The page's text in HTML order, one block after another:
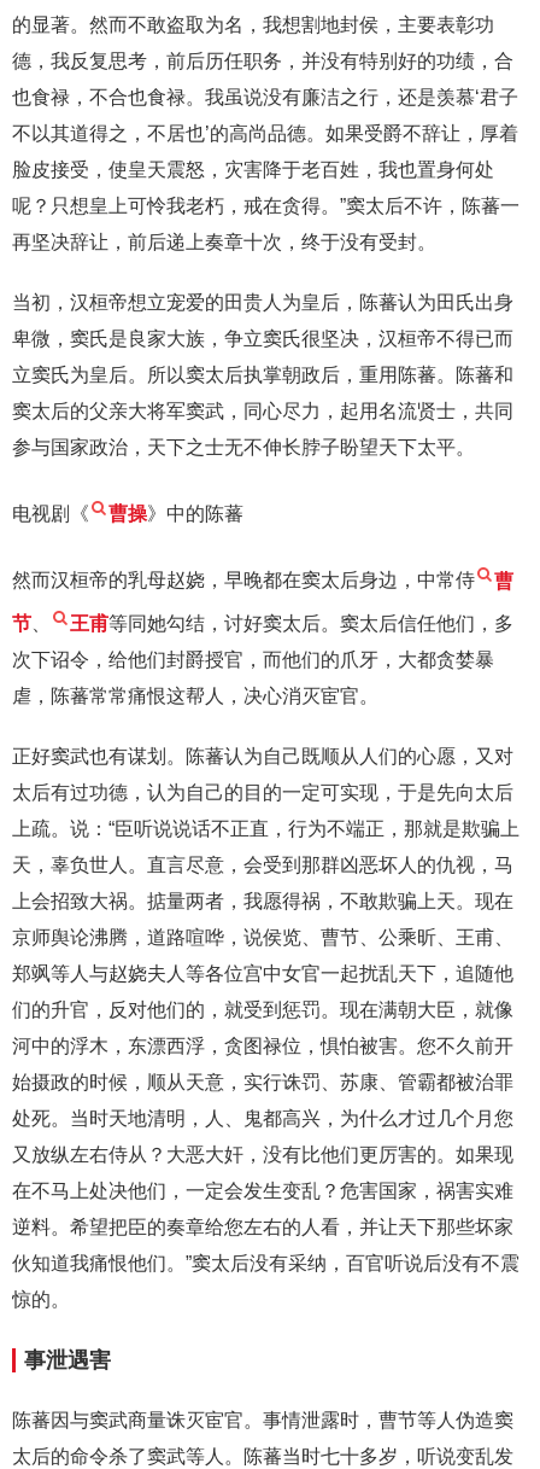
的显著。然而不敢盗取为名，我想割地封侯，主要表彰功
德，我反复思考，前后历任职务，并没有特别好的功绩，合
也食禄，不合也食禄。我虽说没有廉洁之行，还是羡慕‘君子
不以其道得之，不居也’的高尚品德。如果受爵不辞让，厚着
脸皮接受，使皇天震怒，灾害降于老百姓，我也置身何处
呢？只想皇上可怜我老朽，戒在贪得。”窦太后不许，陈蕃一
再坚决辞让，前后递上奏章十次，终于没有受封。
当初，汉桓帝想立宠爱的田贵人为皇后，陈蕃认为田氏出身
卑微，窦氏是良家大族，争立窦氏很坚决，汉桓帝不得已而
立窦氏为皇后。所以窦太后执掌朝政后，重用陈蕃。陈蕃和
窦太后的父亲大将军窦武，同心尽力，起用名流贤士，共同
参与国家政治，天下之士无不伸长脖子盼望天下太平。
电视剧《 曹操》中的陈蕃
然而汉桓帝的乳母赵娆，早晚都在窦太后身边，中常侍 曹
节 王甫等同她勾结，讨好窦太后。窦太后信任他们，多
次下诏令，给他们封爵授官，而他们的爪牙，大都贪婪暴
虐，陈蕃常常痛恨这帮人，决心消灭宦官。
正好窦武也有谋划。陈蕃认为自己既顺从人们的心愿，又对
太后有过功德，认为自己的目的一定可实现，于是先向太后
上疏。说：“臣听说说话不正直，行为不端正，那就是欺骗上
天，辜负世人。直言尽意，会受到那群凶恶坏人的仇视，马
上会招致大祸。掂量两者，我愿得祸，不敢欺骗上天。现在
京师舆论沸腾，道路喧哗，说侯览、曹节、公乘昕、王甫、
郑飒等人与赵娆夫人等各位宫中女官一起扰乱天下，追随他
们的升官，反对他们的，就受到惩罚。现在满朝大臣，就像
河中的浮木，东漂西浮，贪图禄位，惧怕被害。您不久前开
始摄政的时候，顺从天意，实行诛罚、苏康、管霸都被治罪
处死。当时天地清明，人、鬼都高兴，为什么才过几个月您
又放纵左右侍从？大恶大奸，没有比他们更厉害的。如果现
在不马上处决他们，一定会发生变乱？危害国家，祸害实难
逆料。希望把臣的奏章给您左右的人看，并让天下那些坏家
伙知道我痛恨他们。”窦太后没有采纳，百官听说后没有不震
惊的。
事泄遇害
陈蕃因与窦武商量诛灭宦官。事情泄露时，曹节等人伪造窦
太后的命令杀了窦武等人。陈蕃当时七十多岁，听说变乱发